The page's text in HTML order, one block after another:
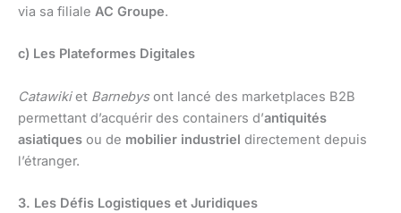
via sa filiale AC Groupe.
c) Les Plateformes Digitales
Catawikiet Barnebysont lancé des marketplaces B2B
permettant d’acquérir des containers d’antiquités
asiatiques ou de mobilier industriel directement depuis
l’étranger.
3. Les Défis Logistiques et Juridiques